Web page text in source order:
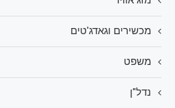
מכשירים וגאדג'טים
משפט
נדל"ן